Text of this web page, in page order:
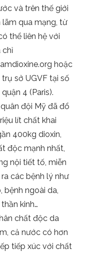
và trên thế giới
lãm qua mạng, từ
thể liên hệ với
chỉ
hoặc
sở UGVF tại số
4 (Paris).
đội Mỹ đã đổ
lít chất khai
400kg dioxin,
độc mạnh nhất,
nội tiết tố, miễn
các bệnh lý như
bệnh ngoài da,
kinh…
chất độc da
cả nước có hơn
tiếp xúc với chất